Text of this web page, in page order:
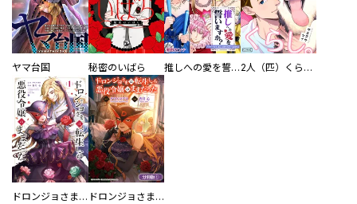
ヤマ台国 秘密のいばら 推しへの愛を誓いますか？～アラサー女子、推しは逃げぬが人生逃げる～ 2人（匹）くらし。
ドロンジョさまは転生しても悪役令嬢のままだった ドロンジョさまは転生しても悪役令嬢のままだった【分冊版】